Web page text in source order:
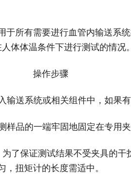
于所有需要进行血管内输送系
体体温条件下进行测试的情况。
操作步骤
输送系统或相关组件中，如果有
样品的一端牢固地固定在专用夹
了保证测试结果不受夹具的
，扭矩计的长度需适中。